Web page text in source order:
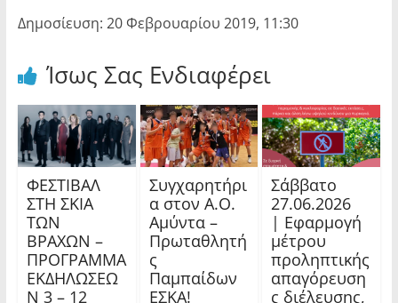
Δημοσίευση: 20 Φεβρουαρίου 2019, 11:30
Ίσως Σας Ενδιαφέρει
ΦΕΣΤΙΒΑΛ
ΣΤΗ ΣΚΙΑ
ΤΩΝ
ΒΡΑΧΩΝ –
ΠΡΟΓΡΑΜΜΑ
ΕΚΔΗΛΩΣΕΩ
Ν 3 – 12
Συγχαρητήρι
α στον Α.Ο.
Αμύντα –
Πρωταθλητή
ς
Παμπαίδων
ΕΣΚΑ!
Σάββατο
27.06.2026
| Εφαρμογή
μέτρου
προληπτικής
απαγόρευση
ς διέλευσης,